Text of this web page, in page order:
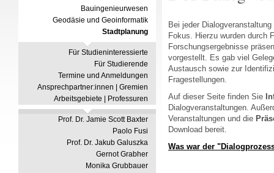
Bauingenieurwesen
Geodäsie und Geoinformatik
Stadtplanung
Für Studieninteressierte
Für Studierende
Termine und Anmeldungen
Ansprechpartner:innen | Gremien
Arbeitsgebiete | Professuren
Prof. Dr. Jamie Scott Baxter
Paolo Fusi
Prof. Dr. Jakub Galuszka
Gernot Grabher
Monika Grubbauer
Bei jeder
Fokus. Hierzu wurden durch
Forschungsergebnisse
vorgestellt. Es gab viel
Austausch sowie zur
Fragestellungen.
Auf dieser Seite finden Sie
Dialogveranstaltungen.
Veranstaltungen und die
Download bereit.
Was war der